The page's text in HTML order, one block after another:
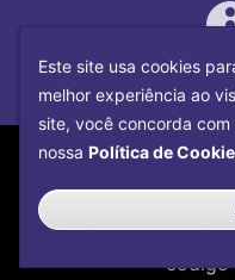
Copyright©
Informação e
Este site usa cookies
melhor experiência ao
site, você concorda com
nossa Política de